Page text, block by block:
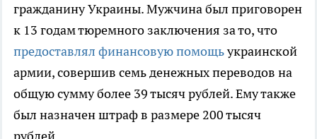
гражданину Украины. Мужчина был приговорен
к 13 годам тюремного заключения за то, что
предоставлял финансовую помощьукраинской
армии, совершив семь денежных переводов на
общую сумму более 39 тысяч рублей. Ему также
был назначен штраф в размере 200 тысяч